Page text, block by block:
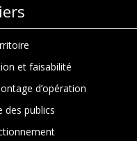
et faisabilité
d’opération
des publics